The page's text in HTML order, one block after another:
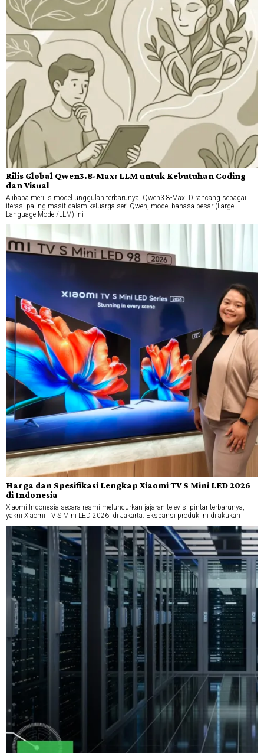
Rilis Global Qwen3.8-Max: LLM untuk Kebutuhan Coding
dan Visual
Alibaba merilis model unggulan terbarunya, Qwen3.8-Max. Dirancang sebagai
iterasi paling masif dalam keluarga seri Qwen, model bahasa besar (Large
Language Model/LLM) ini
Harga dan Spesifikasi Lengkap Xiaomi TV S Mini LED 2026
di Indonesia
Xiaomi Indonesia secara resmi meluncurkan jajaran televisi pintar terbarunya,
yakni Xiaomi TV S Mini LED 2026, di Jakarta. Ekspansi produk ini dilakukan